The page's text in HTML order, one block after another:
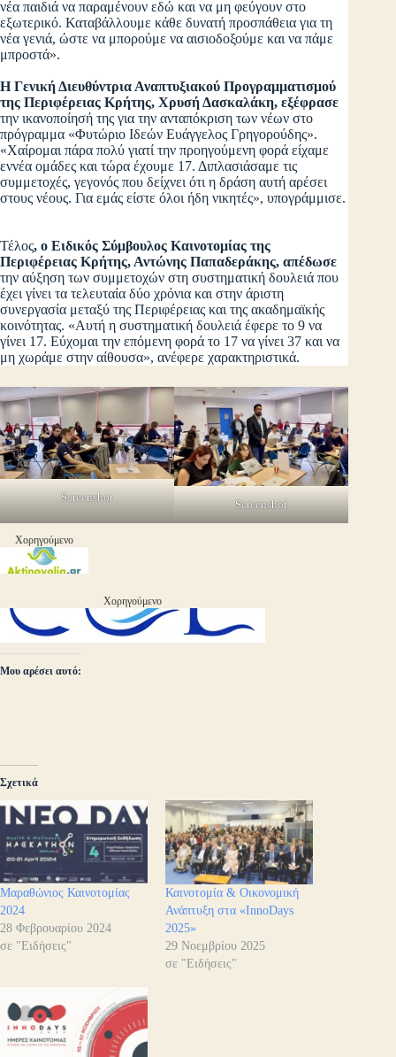
νέα παιδιά να παραμένουν εδώ και να μη φεύγουν στο
εξωτερικό. Καταβάλλουμε κάθε δυνατή προσπάθεια για τη
νέα γενιά, ώστε να μπορούμε να αισιοδοξούμε και να πάμε
μπροστά».
Η Γενική Διευθύντρια Αναπτυξιακού Προγραμματισμού
της Περιφέρειας Κρήτης, Χρυσή Δασκαλάκη, εξέφρασε
την ικανοποίησή της για την ανταπόκριση των νέων στο
πρόγραμμα «Φυτώριο Ιδεών Ευάγγελος Γρηγορούδης».
«Χαίρομαι πάρα πολύ γιατί την προηγούμενη φορά είχαμε
εννέα ομάδες και τώρα έχουμε 17. Διπλασιάσαμε τις
συμμετοχές, γεγονός που δείχνει ότι η δράση αυτή αρέσει
στους νέους. Για εμάς είστε όλοι ήδη νικητές», υπογράμμισε.
Τέλος, ο Ειδικός Σύμβουλος Καινοτομίας της
Περιφέρειας Κρήτης, Αντώνης Παπαδεράκης, απέδωσε
την αύξηση των συμμετοχών στη συστηματική δουλειά που
έχει γίνει τα τελευταία δύο χρόνια και στην άριστη
συνεργασία μεταξύ της Περιφέρειας και της ακαδημαϊκής
κοινότητας. «Αυτή η συστηματική δουλειά έφερε το 9 να
γίνει 17. Εύχομαι την επόμενη φορά το 17 να γίνει 37 και να
μη χωράμε στην αίθουσα», ανέφερε χαρακτηριστικά.
Screenshot Screenshot
Χορηγούμενο
Χορηγούμενο
Μου αρέσει αυτό:
Σχετικά
Μαραθώνιος Καινοτομίας
2024
28 Φεβρουαρίου 2024
σε "Ειδήσεις"
Καινοτομία & Οικονομική
Ανάπτυξη στα «InnoDays
2025»
29 Νοεμβρίου 2025
σε "Ειδήσεις"